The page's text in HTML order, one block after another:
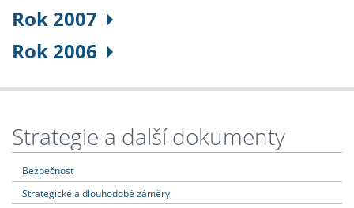
Rok 2007
Rok 2006
Strategie a další dokumenty
Bezpečnost
Strategické a dlouhodobé záměry